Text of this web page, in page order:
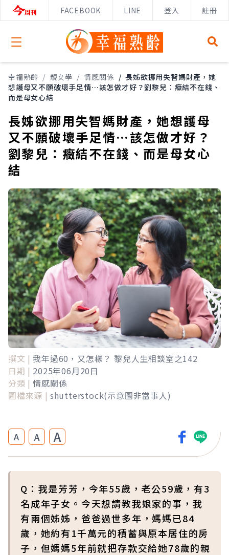
FACEBOOK LINE 登入 註冊
Open menu
幸福熟齡 / 靚女學 / 情感關係 / 長姊欲挪用失智媽財產，她
想護母又不願破壞手足情…該怎做才好？劉黎兒：癥結不在錢、
而是母女心結
長姊欲挪用失智媽財產，她想護母
又不願破壞手足情…該怎做才好？
劉黎兒：癥結不在錢、而是母女心
結
撰文 | 我年過60，又怎樣？ 黎兒人生相談室之142
日期 | 2025年06月20日
分類 | 情感關係
圖檔來源 | shutterstock(示意圖非當事人)
A A A
Q：我是芳芳，今年55歲，老公59歲，有3
名成年子女。今天想請教我娘家的事，我
有兩個姊姊，爸爸過世多年，媽媽已84
歲，她約有1千萬元的積蓄與原本居住的房
子，但媽媽5年前就把存款交給她78歲的親